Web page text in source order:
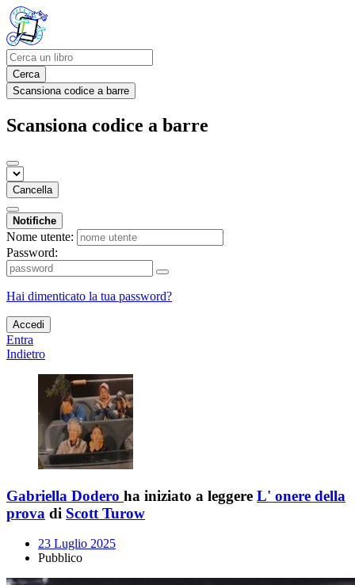
Cerca
Scansiona codice a barre
Scansiona codice a barre
Cancella
Notifiche
Nome utente:
Password:
Hai dimenticato la tua password?
Accedi
Entra
Indietro
Gabriella Dodero ha iniziato a leggere L' onere della
prova di Scott Turow
23 Luglio 2025
Pubblico